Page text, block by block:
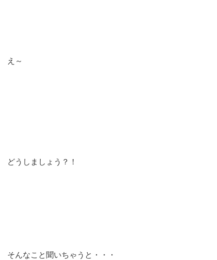
え～
どうしましょう？！
そんなこと聞いちゃうと・・・